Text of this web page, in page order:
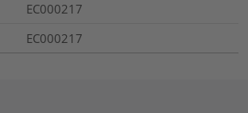
EC000217
EC000217